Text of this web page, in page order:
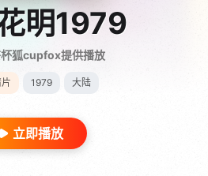
明1979
狐cupfox提供播放
1979 大陆
立即播放